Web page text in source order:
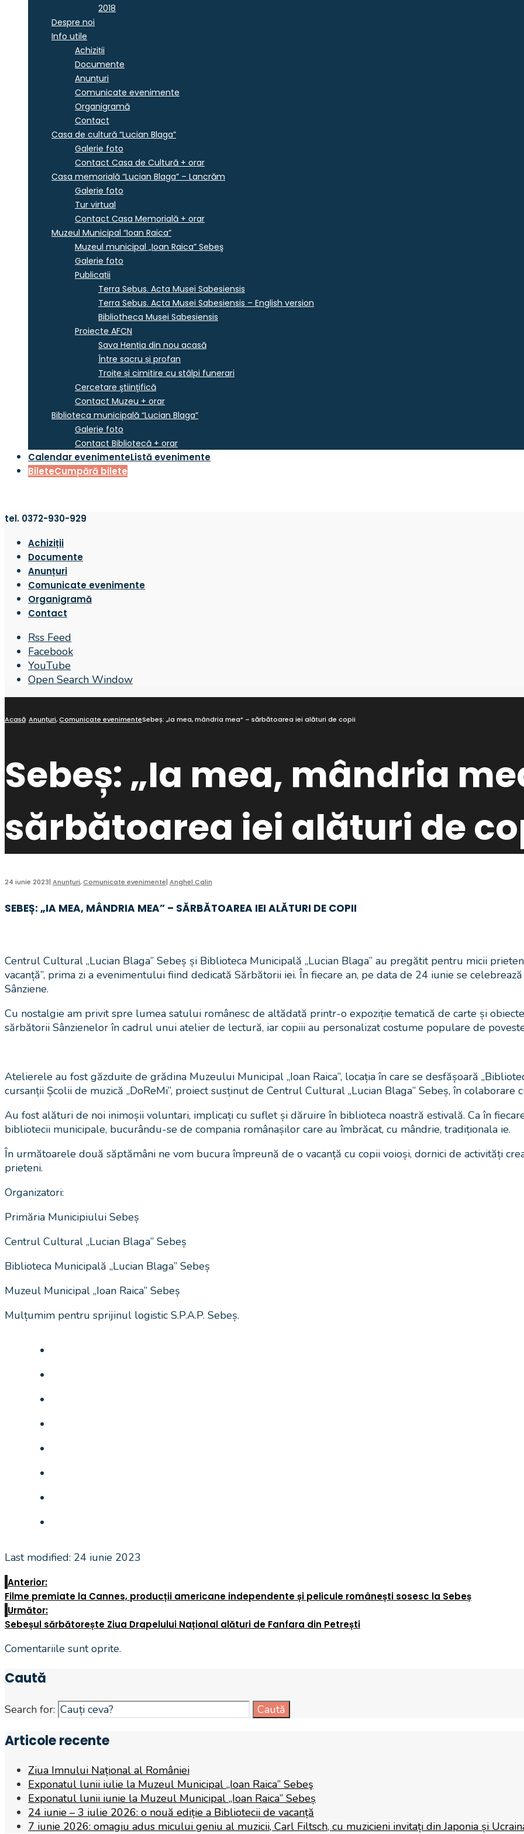
2018
Despre noi
Info utile
Achiziții
Documente
Anunțuri
Comunicate evenimente
Organigramă
Contact
Casa de cultură “Lucian Blaga”
Galerie foto
Contact Casa de Cultură + orar
Casa memorială “Lucian Blaga” – Lancrăm
Galerie foto
Tur virtual
Contact Casa Memorială + orar
Muzeul Municipal “Ioan Raica”
Muzeul municipal „Ioan Raica” Sebeş
Galerie foto
Publicații
Terra Sebus. Acta Musei Sabesiensis
Terra Sebus. Acta Musei Sabesiensis – English version
Bibliotheca Musei Sabesiensis
Proiecte AFCN
Sava Henția din nou acasă
Între sacru și profan
Troițe și cimitire cu stâlpi funerari
Cercetare ştiinţifică
Contact Muzeu + orar
Biblioteca municipală “Lucian Blaga”
Galerie foto
Contact Bibliotecă + orar
Calendar evenimenteListă evenimente
BileteCumpără bilete
tel. 0372-930-929
Achiziții
Documente
Anunțuri
Comunicate evenimente
Organigramă
Contact
Rss Feed
Facebook
YouTube
Open Search Window
Acasă Anunțuri,Comunicate evenimenteSebeș: „Ia mea, mândria mea” – sărbătoarea iei alături de copii
Sebeș: „Ia mea, mândria
sărbătoarea iei alături de
24 iunie 2023| Anunțuri,Comunicate evenimente| Anghel Calin
SEBEȘ: „IA MEA, MÂNDRIA MEA” – SĂRBĂTOAREA IEI ALĂTURI DE COPII
Centrul Cultural „Lucian Blaga” Sebeș și Biblioteca Municipală „Lucian Blaga” au pregătit pentru micii
vacanță”, prima zi a evenimentului fiind dedicată Sărbătorii iei. În fiecare an, pe data de 24 iunie se
Sânziene.
Cu nostalgie am privit spre lumea satului românesc de altădată printr-o expoziție tematică de carte și
sărbătorii Sânzienelor în cadrul unui atelier de lectură, iar copiii au personalizat costume populare de
Atelierele au fost găzduite de grădina Muzeului Municipal „Ioan Raica”, locația în care se desfășoară
cursanții Școlii de muzică „DoReMi”, proiect susținut de Centrul Cultural „Lucian Blaga” Sebeș, în
Au fost alături de noi inimoșii voluntari, implicați cu suflet și dăruire în biblioteca noastră estivală. Ca în
bibliotecii municipale, bucurându-se de compania românașilor care au îmbrăcat, cu mândrie, tradiționala ie.
În următoarele două săptămâni ne vom bucura împreună de o vacanță cu copii voioși, dornici de activități
prieteni.
Organizatori:
Primăria Municipiului Sebeș
Centrul Cultural „Lucian Blaga” Sebeș
Biblioteca Municipală „Lucian Blaga” Sebeș
Muzeul Municipal „Ioan Raica” Sebeș
Mulțumim pentru sprijinul logistic S.P.A.P. Sebeș.
Last modified: 24 iunie 2023
Anterior:
Filme premiate la Cannes, producții americane independente și pelicule românești sosesc la Sebeș
Următor:
Sebeșul sărbătorește Ziua Drapelului Național alături de Fanfara din Petrești
Comentariile sunt oprite.
Caută
Search for: Caută
Articole recente
Ziua Imnului Național al României
Exponatul lunii iulie la Muzeul Municipal „Ioan Raica” Sebeş
Exponatul lunii iunie la Muzeul Municipal „Ioan Raica” Sebeș
24 iunie – 3 iulie 2026: o nouă ediție a Bibliotecii de vacanță
7 iunie 2026: omagiu adus micului geniu al muzicii, Carl Filtsch, cu muzicieni invitați din Japonia și